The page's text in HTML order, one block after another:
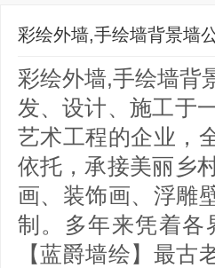
彩绘外墙,手绘墙背景墙
彩绘外墙,手绘墙背
发、设计、施工于
艺术工程的企业，
依托，承接美丽乡
画、装饰画、浮雕
制。多年来凭着各
【蓝爵墙绘】最